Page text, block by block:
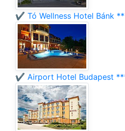
✔️ Tó Wellness Hotel Bánk
✔️ Airport Hotel Budapest